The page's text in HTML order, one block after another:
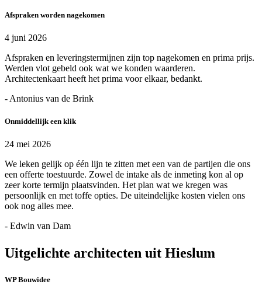
Afspraken worden nagekomen
4 juni 2026
Afspraken en leveringstermijnen zijn top nagekomen en prima prijs.
Werden vlot gebeld ook wat we konden waarderen.
Architectenkaart heeft het prima voor elkaar, bedankt.
- Antonius van de Brink
Onmiddellijk een klik
24 mei 2026
We leken gelijk op één lijn te zitten met een van de partijen die ons
een offerte toestuurde. Zowel de intake als de inmeting kon al op
zeer korte termijn plaatsvinden. Het plan wat we kregen was
persoonlijk en met toffe opties. De uiteindelijke kosten vielen ons
ook nog alles mee.
- Edwin van Dam
Uitgelichte architecten uit Hieslum
WP Bouwidee